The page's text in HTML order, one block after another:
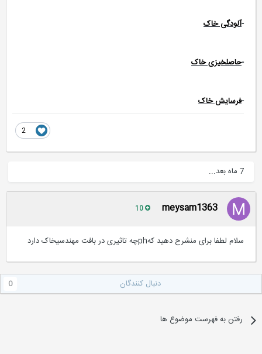
آلودگی خاک
حاصلخیزی خاک
فرسایش خاک
meysam1363
سلام لطفا برای منشرح دهید کهphچه تاثیری در بافت مهندسیخاک دارد
دنبال کنندگان
رفتن به فهرست موضوع ها